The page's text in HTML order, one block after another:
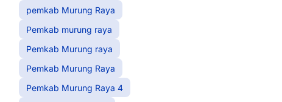
pemkab Murung Raya
Pemkab murung raya
Pemkab Murung raya
Pemkab Murung Raya
Pemkab Murung Raya 4